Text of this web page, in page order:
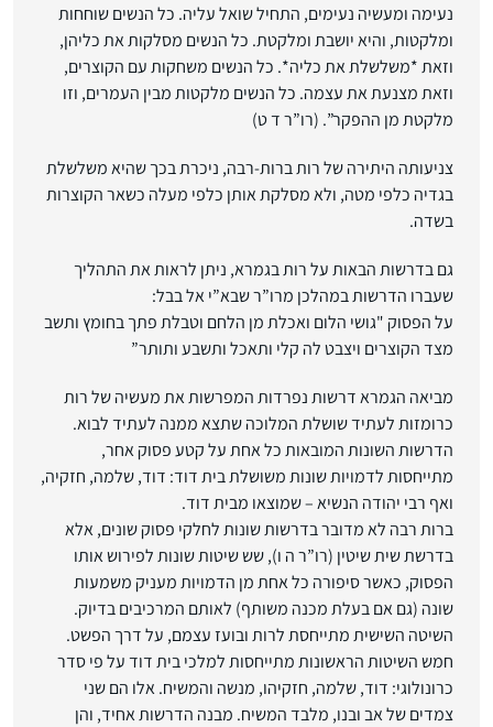
נעימה ומעשיה נעימים, התחיל שואל עליה. כל הנשים שוחחות
ומלקטות, והיא יושבת ומלקטת. כל הנשים מסלקות את כליהן,
וזאת *משלשלת את כליה*. כל הנשים משחקות עם הקוצרים,
וזאת מצנעת את עצמה. כל הנשים מלקטות מבין העמרים, וזו
מלקטת מן ההפקר”. (רו”ר ד ט)
צניעותה היתירה של רות ברות-רבה, ניכרת בכך שהיא משלשלת
בגדיה כלפי מטה, ולא מסלקת אותן כלפי מעלה כשאר הקוצרות
בשדה.
גם בדרשות הבאות על רות בגמרא, ניתן לראות את התהליך
שעברו הדרשות במהלכן מרו”ר שבא”י אל בבל:
על הפסוק "גושי הלום ואכלת מן הלחם וטבלת פתך בחומץ ותשב
מצד הקוצרים ויצבט לה קלי ותאכל ותשבע ותותר”
מביאה הגמרא דרשות נפרדות המפרשות את מעשיה של רות
כרומזות לעתיד שושלת המלוכה שתצא ממנה לעתיד לבוא.
הדרשות השונות המובאות כל אחת על קטע פסוק אחר,
מתייחסות לדמויות שונות משושלת בית דוד: דוד, שלמה, חזקיה,
ואף רבי יהודה הנשיא – שמוצאו מבית דוד.
ברות רבה לא מדובר בדרשות שונות לחלקי פסוק שונים, אלא
בדרשת שית שיטין (רו”ר ה ו), שש שיטות שונות לפירוש אותו
הפסוק, כאשר סיפורה כל אחת מן הדמויות מעניק משמעות
שונה (גם אם בעלת מכנה משותף) לאותם המרכיבים בדיוק.
השיטה השישית מתייחסת לרות ובועז עצמם, על דרך הפשט.
חמש השיטות הראשונות מתייחסות למלכי בית דוד על פי סדר
כרונולוגי: דוד, שלמה, חזקיהו, מנשה והמשיח. אלו הם שני
צמדים של אב ובנו, מלבד המשיח. מבנה הדרשות אחיד, והן